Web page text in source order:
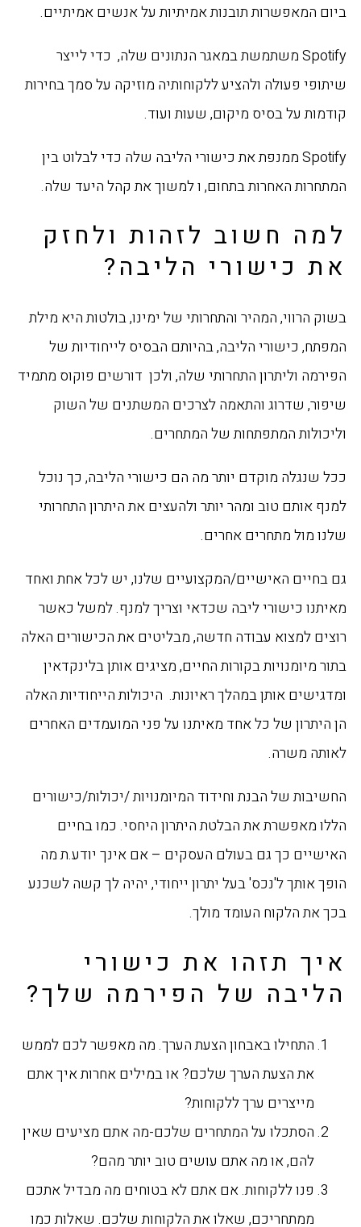
ביום המאפשרות תובנות אמיתיות על אנשים אמיתיים.
Spotify משתמשת במאגר הנתונים שלה, כדי לייצר
שיתופי פעולה ולהציע ללקוחותיה מוזיקה על סמך בחירות
קודמות על בסיס מיקום, שעות ועוד.
Spotify ממנפת את כישורי הליבה שלה כדי לבלוט בין
המתחרות האחרות בתחום, ו למשוך את קהל היעד שלה.
למה חשוב לזהות ולחזק
את כישורי הליבה?
בשוק הרווי, המהיר והתחרותי של ימינו, בולטות היא מילת
המפתח, כישורי הליבה, בהיותם הבסיס לייחודיות של
הפירמה וליתרון התחרותי שלה, ולכן דורשים פוקוס מתמיד
שיפור, שדרוג והתאמה לצרכים המשתנים של השוק
וליכולות המתפתחות של המתחרים.
ככל שנגלה מוקדם יותר מה הם כישורי הליבה, כך נוכל
למנף אותם טוב ומהר יותר ולהעצים את היתרון התחרותי
שלנו מול מתחרים אחרים.
גם בחיים האישיים/המקצועיים שלנו, יש לכל אחת ואחד
מאיתנו כישורי ליבה שכדאי וצריך למנף. למשל כאשר
רוצים למצוא עבודה חדשה, מבליטים את הכישורים האלה
בתור מיומנויות בקורות החיים, מציגים אותן בלינקדאין
ומדגישים אותן במהלך ראיונות. היכולות הייחודיות האלה
הן היתרון של כל אחד מאיתנו על פני המועמדים האחרים
לאותה משרה.
החשיבות של הבנת וחידוד המיומנויות /יכולות/כישורים
הללו מאפשרת את הבלטת היתרון היחסי. כמו בחיים
האישיים כך גם בעולם העסקים – אם אינך יודע.ת מה
הופך אותך ל'נכס' בעל יתרון ייחודי, יהיה לך קשה לשכנע
בכך את הלקוח העומד מולך.
איך תזהו את כישורי
הליבה של הפירמה שלך?
התחילו באבחון הצעת הערך. מה מאפשר לכם לממש
את הצעת הערך שלכם? או במילים אחרות איך אתם
מייצרים ערך ללקוחות?
הסתכלו על המתחרים שלכם-מה אתם מציעים שאין
להם, או מה אתם עושים טוב יותר מהם?
פנו ללקוחות. אם אתם לא בטוחים מה מבדיל אתכם
ממתחריכם, שאלו את הלקוחות שלכם. שאלות כמו